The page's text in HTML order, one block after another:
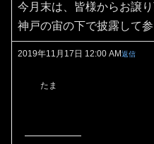
今月末は、皆様からお譲
神戸の宙の下で披露して
2019年11月17日 12:00 AM返信
たま